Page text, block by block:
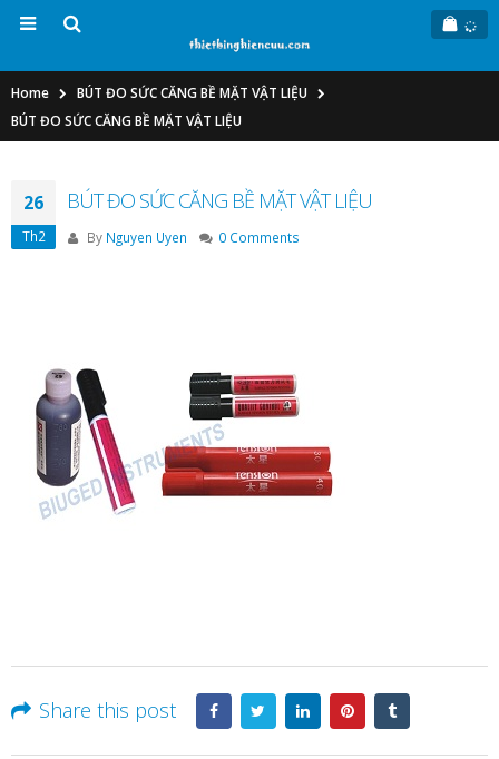
Home
BÚT ĐO SỨC CĂNG BỀ MẶT VẬT LIỆU
BÚT ĐO SỨC CĂNG BỀ MẶT VẬT LIỆU
26
Th2
BÚT ĐO SỨC CĂNG BỀ MẶT VẬT LIỆU
By Nguyen Uyen 0 Comments
Share this post